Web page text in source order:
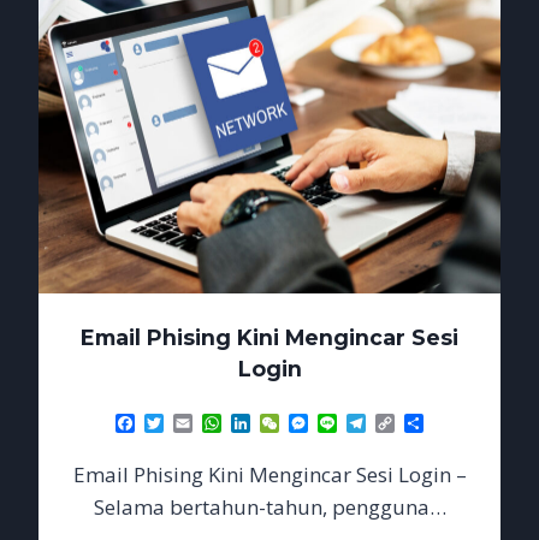
Email Phising Kini Mengincar Sesi
Login
Facebook
TwitterEmailWhatsApp
LinkedIn
WeChatMessenger
Line Telegram
Copy
Link
Email Phising Kini Mengincar Sesi Login –
Selama bertahun-tahun, pengguna…